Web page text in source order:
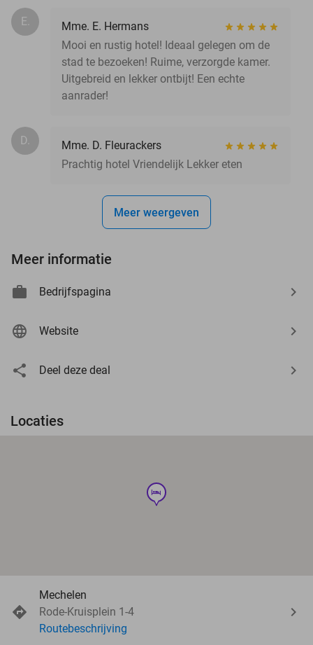
E.
Mme. E. Hermans
Mooi en rustig hotel! Ideaal gelegen om de
stad te bezoeken! Ruime, verzorgde kamer.
Uitgebreid en lekker ontbijt! Een echte
aanrader!
D.
Mme. D. Fleurackers
Prachtig hotel Vriendelijk Lekker eten
Meer weergeven
Meer informatie
Bedrijfspagina
Website
Deel deze deal
Locaties
hotel
Mechelen
Rode-Kruisplein 1-4
Routebeschrijving